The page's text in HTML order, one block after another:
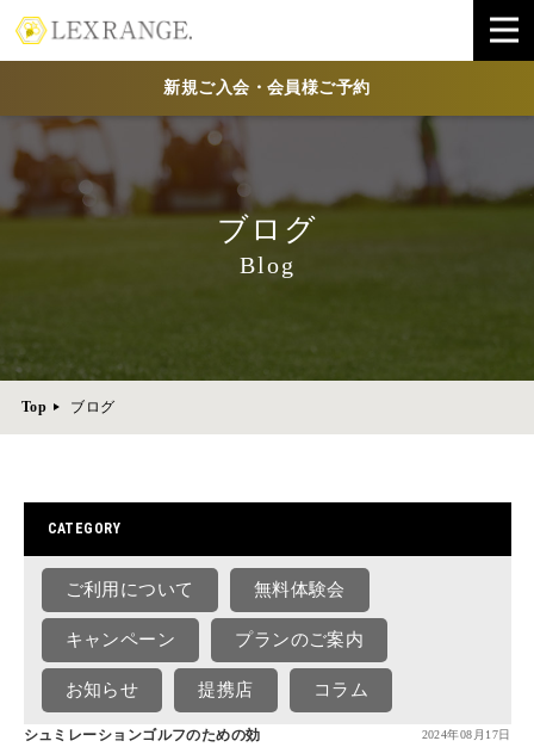
新規ご入会・会員様ご予約
ブログ
Blog
Top ブログ
CATEGORY
ご利用について 無料体験会
キャンペーン プランのご案内
お知らせ 提携店 コラム
シュミレーションゴルフのための効
2024年08月17日